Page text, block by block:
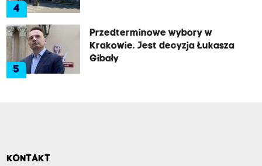
4
5
Przedterminowe wybory w
Krakowie. Jest decyzja Łukasza
Gibały
KONTAKT